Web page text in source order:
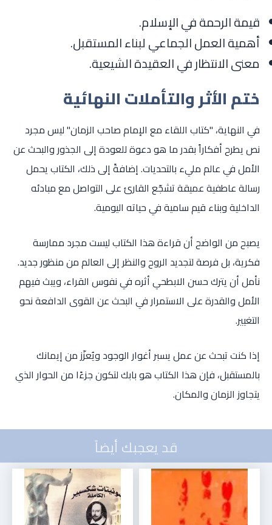
قيمة الرحمة في الإسلام.
أهمية العمل الجماعي لبناء المستقبل.
معنى الانتظار في العقيدة الشيعية.
ختم الأثر والتأملات النهائية
في النهاية، "كتاب اللقاء مع الإمام صاحب الزمان" ليس مجرد
نص يطرح أفكاراً بقدر ما هو دعوة للعودة إلى الجذور والبحث عن
الأمل في عالم مليء بالتحديات. إضافةً إلى ذلك، الكتاب يحمل
رسالة عاطفية عميقة تشجّع القارئ على التواصل مع مبادئه
الداخلية وبناء قيم سامية في حياته اليومية.
يصبح من الواضح أن قراءة هذا الكتاب ليست مجرد ممارسة
فكرية، بل فرصة لتجديد الروح والنظر إلى العالم من منظور جديد.
نأمل أن يترك حسن الابطحي أثره في نفوس القراء، ويبث فيهم
الأمل والقدرة على الاستمرار في البحث عن القوى الدافعة نحو
التغيير.
إذا كنت تبحث عن عمل يسبر أغوار الوجود ويُعزّز من إيمانك
بالمستقبل، فإن هذا الكتاب هو بابك لتكون جزءًا من الحوار الذي
يتجاوز الزمان والمكان.
قد يعجبك أيضاً